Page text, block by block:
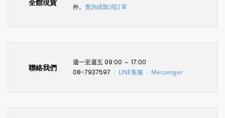
全館現貨
外。 查詢或取消訂單
聯絡我們
週一至週五 09:00 ～ 17:00
08-7937597
LINE客服 Messenger